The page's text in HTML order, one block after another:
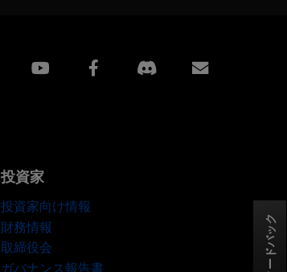
Instagram Facebook
投資家
投資家向け情報
財務情報
取締役会
ガバナンス報告書
フィードバック